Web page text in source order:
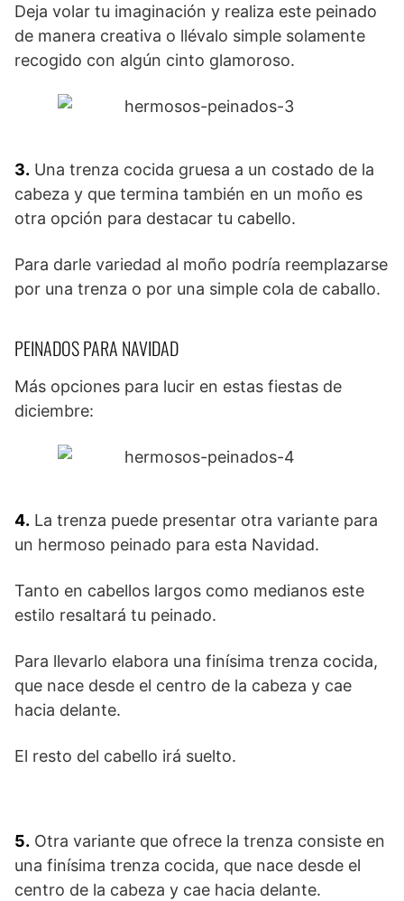
Deja volar tu imaginación y realiza este peinado
de manera creativa o llévalo simple solamente
recogido con algún cinto glamoroso.
3. Una trenza cocida gruesa a un costado de la
cabeza y que termina también en un moño es
otra opción para destacar tu cabello.
Para darle variedad al moño podría reemplazarse
por una trenza o por una simple cola de caballo.
PEINADOS PARA NAVIDAD
Más opciones para lucir en estas fiestas de
diciembre:
4. La trenza puede presentar otra variante para
un hermoso peinado para esta Navidad.
Tanto en cabellos largos como medianos este
estilo resaltará tu peinado.
Para llevarlo elabora una finísima trenza cocida,
que nace desde el centro de la cabeza y cae
hacia delante.
El resto del cabello irá suelto.
5. Otra variante que ofrece la trenza consiste en
una finísima trenza cocida, que nace desde el
centro de la cabeza y cae hacia delante.